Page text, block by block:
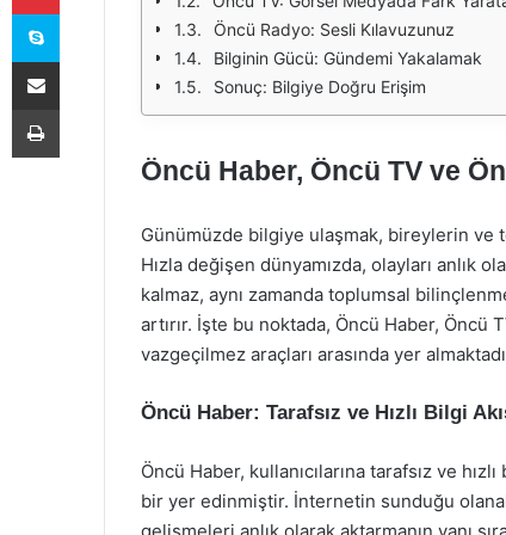
Öncü Radyo: Sesli Kılavuzunuz
Bilginin Gücü: Gündemi Yakalamak
Sonuç: Bilgiye Doğru Erişim
Öncü Haber, Öncü TV ve
Günümüzde bilgiye ulaşmak, bireylerin ve
Hızla değişen dünyamızda, olayları anlık
kalmaz, aynı zamanda toplumsal
artırır. İşte bu noktada, Öncü Haber, Öncü
vazgeçilmez araçları arasında yer
Öncü Haber: Tarafsız ve Hızlı Bilgi
Öncü Haber, kullanıcılarına tarafsız ve
bir yer edinmiştir. İnternetin sunduğu
Skype
E-Posta ile paylaş